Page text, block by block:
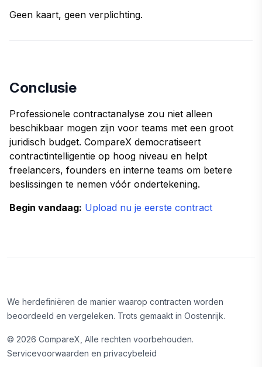
Geen kaart, geen verplichting.
Conclusie
Professionele contractanalyse zou niet alleen
beschikbaar mogen zijn voor teams met een groot
juridisch budget. CompareX democratiseert
contractintelligentie op hoog niveau en helpt
freelancers, founders en interne teams om betere
beslissingen te nemen vóór ondertekening.
Begin vandaag: Upload nu je eerste contract
We herdefiniëren de manier waarop contracten worden
beoordeeld en vergeleken. Trots gemaakt in Oostenrijk.
© 2026 CompareX, Alle rechten voorbehouden.
Servicevoorwaarden en privacybeleid